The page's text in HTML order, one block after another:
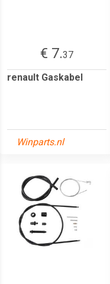
€ 7.37
renault Gaskabel
Winparts.nl